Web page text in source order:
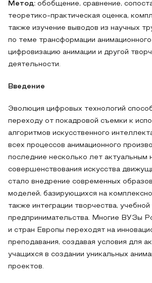
Метод: обобщение, сравнение,
теоретико-практическая оценка,
также изучение выводов из научных
по теме трансформации
цифровизацию анимации и другой
деятельности.
Введение
Эволюция цифровых технологий
переходу от покадровой съемки к
алгоритмов искусственного
всех процессов анимационного
последние несколько лет актуальным
совершенствования искусства
стало внедрение современных
моделей, базирующихся на
также интеграции творчества,
предпринимательства. Многие ВУЗы
и стран Европы переходят на
преподавания, создавая условия для
учащихся в создании уникальных
проектов.